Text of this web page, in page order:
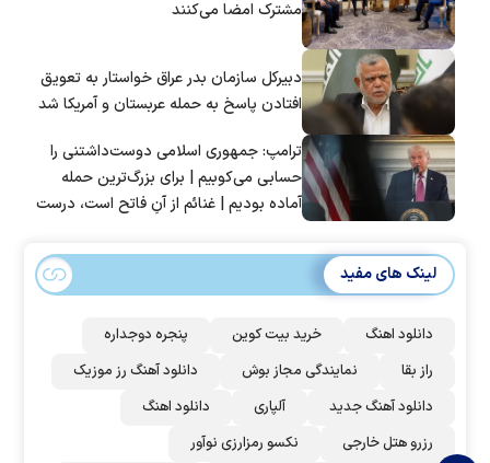
مشترک امضا می‌کنند
دبیرکل سازمان بدر عراق خواستار به تعویق
افتادن پاسخ به حمله عربستان و آمریکا شد
ترامپ: جمهوری اسلامی دوست‌داشتنی را
حسابی می‌کوبیم | برای بزرگ‌ترین حمله
آماده بودیم | غنائم از آنِ فاتح است، درست
لینک های مفید
دانلود اهنگ خرید بیت کوین
پنجره دوجداره
راز بقا
نمایندگی مجاز بوش
دانلود آهنگ رز‌ موزیک
دانلود آهنگ جدید
آلپاری
دانلود اهنگ
رزرو هتل خارجی
نکسو رمزارزی نوآور